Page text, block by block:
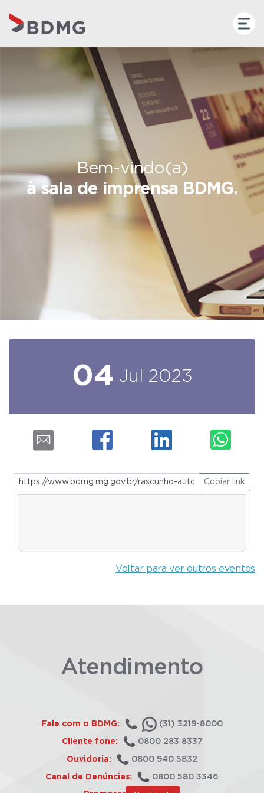
Bem-vindo(a)
à sala de imprensa BDMG.
04 Jul 2023
Copiar link
Voltar para ver outros eventos
Atendimento
Fale com o BDMG: (31) 3219-8000
Cliente fone: 0800 283 8337
Ouvidoria: 0800 940 5832
Canal de Denúncias: 0800 580 3346